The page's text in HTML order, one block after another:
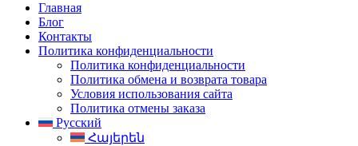
Главная
Блог
Контакты
Политика конфиденциальности
Политика конфиденциальности
Политика обмена и возврата товара
Условия использования сайта
Политика отмены заказа
Русский
Հայերեն